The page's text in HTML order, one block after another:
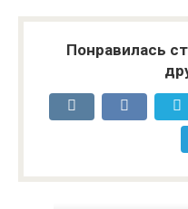
Понравилась